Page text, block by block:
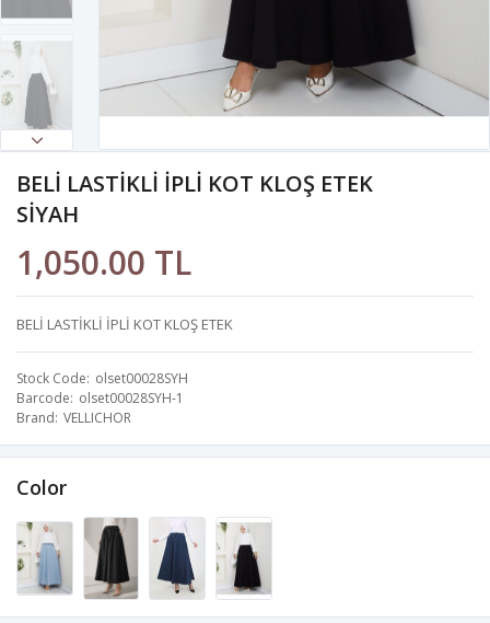
BELİ LASTİKLİ İPLİ KOT KLOŞ ETEK
SİYAH
1,050.00 TL
BELİ LASTİKLİ İPLİ KOT KLOŞ ETEK
Stock Code olset00028SYH
Barcode olset00028SYH-1
Brand VELLICHOR
Color